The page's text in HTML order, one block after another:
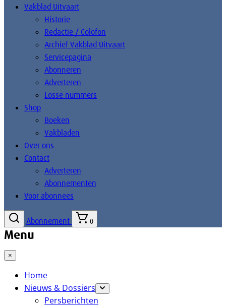
Vakblad Uitvaart
Historie
Redactie / Colofon
Archief Vakblad Uitvaart
Servicepagina
Abonneren
Adverteren
Losse nummers
Shop
Boeken
Vakbladen
Over ons
Contact
Adverteren
Abonnementen
Voor abonnees
Abonnement 0
Menu
×
Home
Nieuws & Dossiers
Persberichten